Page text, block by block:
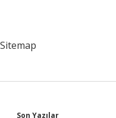
Sitemap
Son Yazılar